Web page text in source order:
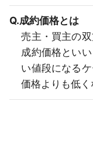
Q.成約価格とは
売主・買主の
成約価格とい
い値段になる
価格よりも低く